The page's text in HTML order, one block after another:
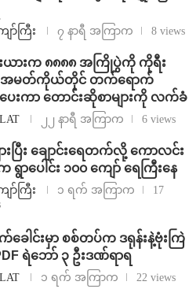
ော်ကြီး ၇ နာရီ အကြာက 8 views
ယားက ၈၈၈၈ အကြိုပွဲကို ကိုရီး
အမတ်ကိုယ်တိုင် တက်ရောက်
ေးကာ တောင်းဆိုစာများကို လက်ခံ
၂၂ နာရီ အကြာက 6 views
ားပြီး ချောင်းရေတက်လို့ ကောလင်း
ရွာပေါင်း ၁၀၀ ကျော် ရေကြီးနေ
ော်ကြီး ၁ ရက် အကြာက
17
က်ခေါင်းမှာ စစ်တပ်က ဒရုန်းနဲ့ဗုံးကြဲ
ရဲဘော် ၃ ဦးဒဏ်ရာရ
၁ ရက် အကြာက 22 views